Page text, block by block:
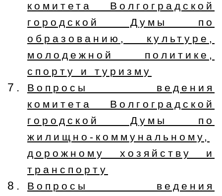
комитета Волгоградской
городской Думы по
образованию, культуре,
молодежной политике,
спорту и туризму
Вопросы ведения
комитета Волгоградской
городской Думы по
жилищно-коммунальному,
дорожному хозяйству и
транспорту
Вопросы ведения